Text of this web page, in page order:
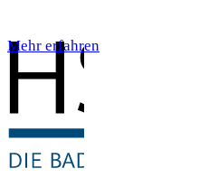
Mehr erfahren